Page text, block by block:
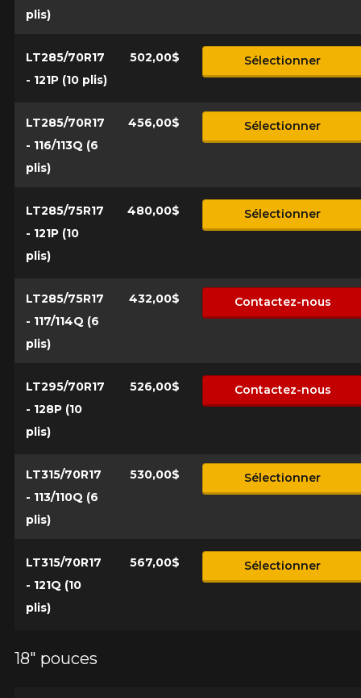
plis)
LT285/70R17
- 121P (10 plis)
502,00$ Sélectionner
LT285/70R17
- 116/113Q (6
plis)
456,00$ Sélectionner
LT285/75R17
- 121P (10
plis)
480,00$ Sélectionner
LT285/75R17
- 117/114Q (6
plis)
432,00$ Contactez-nous
LT295/70R17
- 128P (10
plis)
526,00$ Contactez-nous
LT315/70R17
- 113/110Q (6
plis)
530,00$ Sélectionner
LT315/70R17
- 121Q (10
plis)
567,00$ Sélectionner
18" pouces